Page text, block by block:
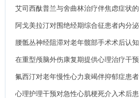
艾司西酞普兰与舍曲林治疗伴焦虑症状
析.
阿戈美拉汀对围绝经期综合征患者内分
郁的影响.
腰骶丛神经阻滞对老年髋部手术术后认
绪的影响.
在重型颅脑外伤康复期提供心理治疗干
氟西汀对老年慢性心力衰竭伴抑郁症患
质量的影响.
心理护理干预对急性心肌梗死介入术后